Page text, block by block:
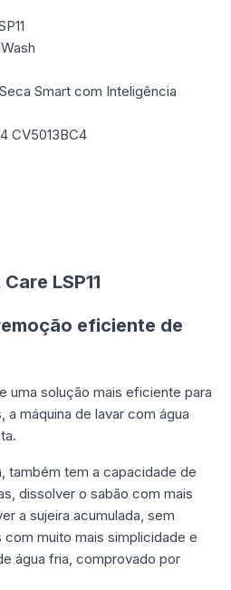
Smart com Inteligência
CV5013BC4
LSP11
eficiente de
uma solução mais eficiente para
a máquina de lavar com água
também tem a capacidade de
dissolver o sabão com mais
a sujeira acumulada, sem
muito mais simplicidade e
água fria, comprovado por